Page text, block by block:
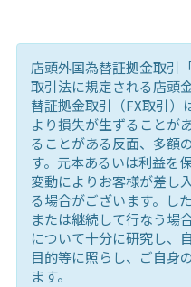
店頭外国為替証拠金取引
取引法に規定される店頭
替証拠金取引（FX取引）
より損失が生ずることが
ることがある反面、多額
す。元本あるいは利益を
変動によりお客様が差し
る場合がございます。し
または継続して行なう場
について十分に研究し、
目的等に照らし、ご自身
ます。